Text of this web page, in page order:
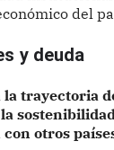
del
y deuda
la trayectoria
otros